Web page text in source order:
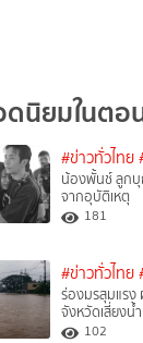
นิยมในตอ
#ข่าวทั่วไทย
น้องพั้นช์ ลูกบุ
จากอุบัติเหตุ
181
#ข่าวทั่วไทย
ร่องมรสุมแร
จังหวัดเสี่ยงน้
102